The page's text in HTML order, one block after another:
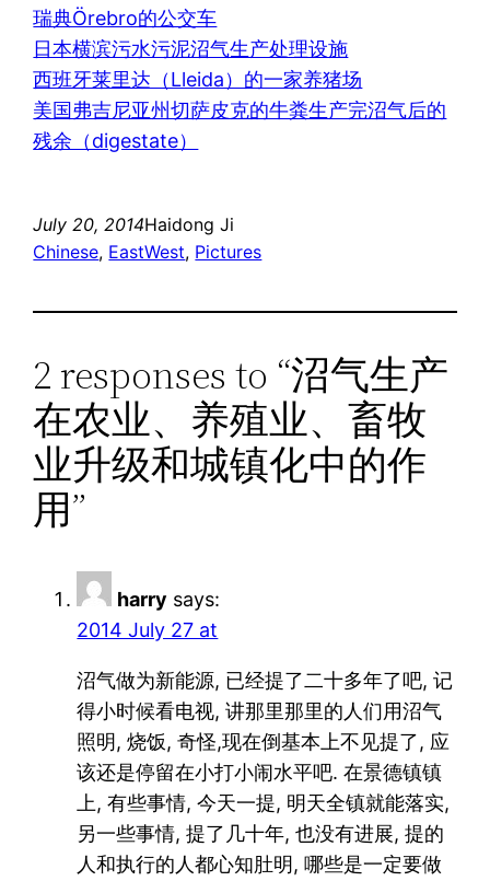
瑞典Örebro的公交车
日本横滨污水污泥沼气生产处理设施
西班牙莱里达（Lleida）的一家养猪场
美国弗吉尼亚州切萨皮克的牛粪生产完沼气后的
残余（digestate）
July 20, 2014Haidong Ji
Chinese, EastWest, Pictures
2 responses to “沼气生产
在农业、养殖业、畜牧
业升级和城镇化中的作
用”
harry says:
2014 July 27 at
沼气做为新能源, 已经提了二十多年了吧, 记
得小时候看电视, 讲那里那里的人们用沼气
照明, 烧饭, 奇怪,现在倒基本上不见提了, 应
该还是停留在小打小闹水平吧. 在景德镇镇
上, 有些事情, 今天一提, 明天全镇就能落实,
另一些事情, 提了几十年, 也没有进展, 提的
人和执行的人都心知肚明, 哪些是一定要做